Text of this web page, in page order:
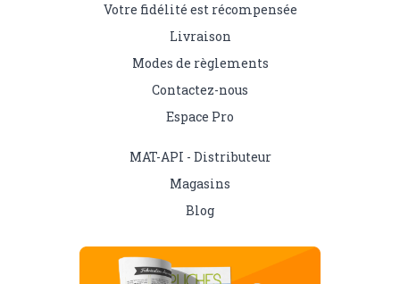
Votre fidélité est récompensée
Livraison
Modes de règlements
Contactez-nous
Espace Pro
MAT-API - Distributeur
Magasins
Blog